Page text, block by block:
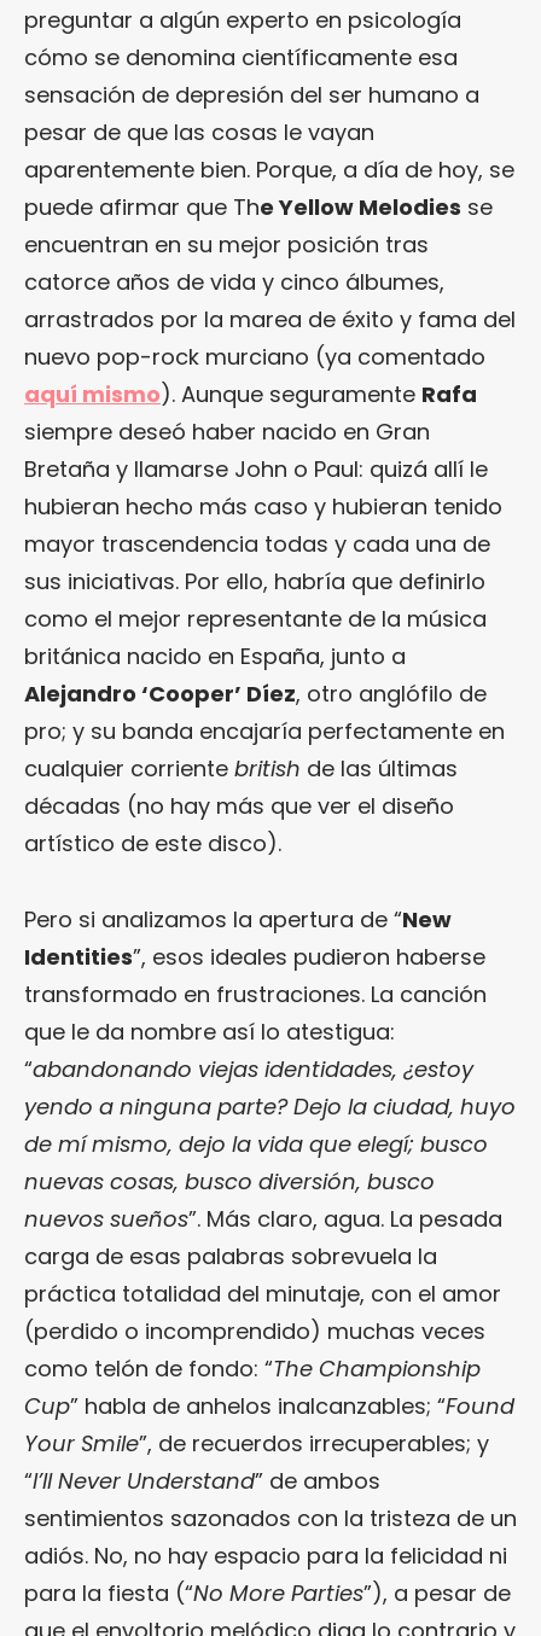
preguntar a algún experto en psicología
cómo se denomina científicamente esa
sensación de depresión del ser humano a
pesar de que las cosas le vayan
aparentemente bien. Porque, a día de hoy, se
puede afirmar que The Yellow Melodies se
encuentran en su mejor posición tras
catorce años de vida y cinco álbumes,
arrastrados por la marea de éxito y fama del
nuevo pop-rock murciano (ya comentado
aquí mismo). Aunque seguramente Rafa
siempre deseó haber nacido en Gran
Bretaña y llamarse John o Paul: quizá allí le
hubieran hecho más caso y hubieran tenido
mayor trascendencia todas y cada una de
sus iniciativas. Por ello, habría que definirlo
como el mejor representante de la música
británica nacido en España, junto a
Alejandro ‘Cooper’ Díez, otro anglófilo de
pro; y su banda encajaría perfectamente en
cualquier corriente british de las últimas
décadas (no hay más que ver el diseño
artístico de este disco).
Pero si analizamos la apertura de “New
Identities”, esos ideales pudieron haberse
transformado en frustraciones. La canción
que le da nombre así lo atestigua:
“abandonando viejas identidades, ¿estoy
yendo a ninguna parte? Dejo la ciudad, huyo
de mí mismo, dejo la vida que elegí; busco
nuevas cosas, busco diversión, busco
nuevos sueños”. Más claro, agua. La pesada
carga de esas palabras sobrevuela la
práctica totalidad del minutaje, con el amor
(perdido o incomprendido) muchas veces
como telón de fondo: “The Championship
Cup” habla de anhelos inalcanzables; “Found
Your Smile”, de recuerdos irrecuperables; y
“I’ll Never Understand” de ambos
sentimientos sazonados con la tristeza de un
adiós. No, no hay espacio para la felicidad ni
para la fiesta (“No More Parties”), a pesar de